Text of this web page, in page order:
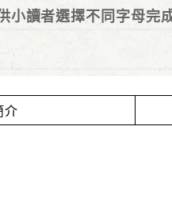
小讀者選擇不同字母完
介